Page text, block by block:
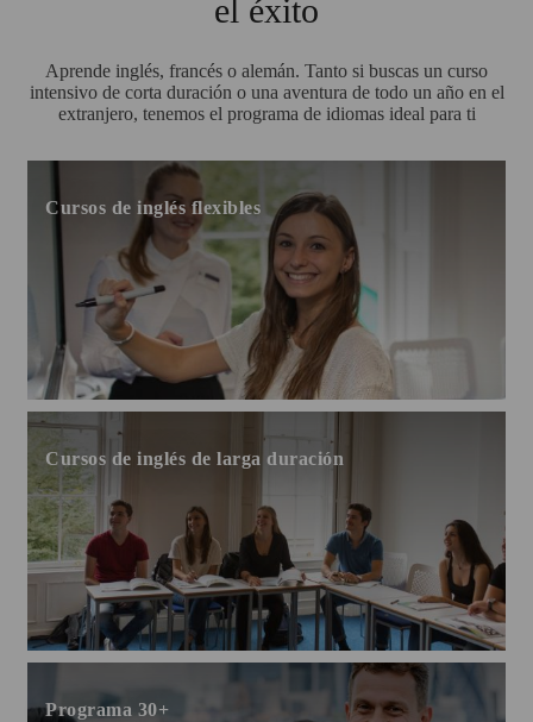
el éxito
Aprende inglés, francés o alemán. Tanto si buscas un curso
intensivo de corta duración o una aventura de todo un año en el
extranjero, tenemos el programa de idiomas ideal para ti
Cursos de inglés flexibles
Cursos de inglés de larga duración
Programa 30+